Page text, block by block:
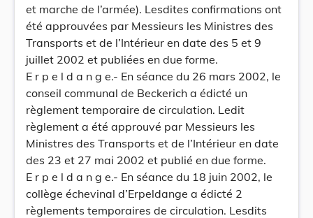
et marche de l’armée). Lesdites confirmations ont
été approuvées par Messieurs les Ministres des
Transports et de l’Intérieur en date des 5 et 9
juillet 2002 et publiées en due forme.
E r p e l d a n g e.- En séance du 26 mars 2002, le
conseil communal de Beckerich a édicté un
règlement temporaire de circulation. Ledit
règlement a été approuvé par Messieurs les
Ministres des Transports et de l’Intérieur en date
des 23 et 27 mai 2002 et publié en due forme.
E r p e l d a n g e.- En séance du 18 juin 2002, le
collège échevinal d’Erpeldange a édicté 2
règlements temporaires de circulation. Lesdits